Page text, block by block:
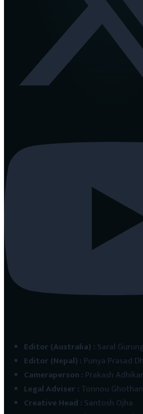
Editor (Australia) : Saral
Editor (Nepal) : Punya Prasad
Cameraperson : Prakash
Legal Adviser: Tonnou
Creative Head : Santosh Ojha